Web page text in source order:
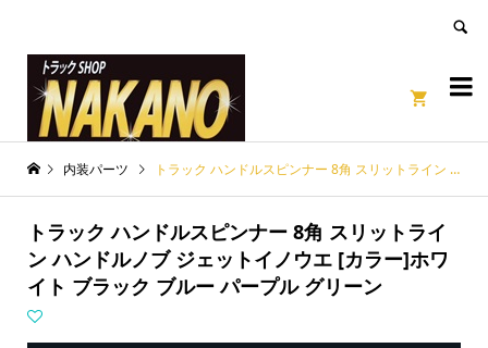


内装パーツ トラック ハンドルスピンナー 8角 スリットライン ハンドルノブ ジェットイノウエ [カラー]ホワイト ブラック ブルー パープル グリーン
トラック ハンドルスピンナー 8角 スリットライ
ン ハンドルノブ ジェットイノウエ [カラー]ホワ
イト ブラック ブルー パープル グリーン